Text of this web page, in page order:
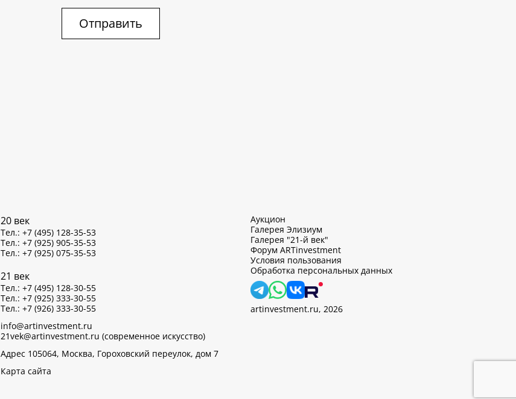
Отправить
20 век
Тел.: +7 (495) 128-35-53
Тел.: +7 (925) 905-35-53
Тел.: +7 (925) 075-35-53
21 век
Тел.: +7 (495) 128-30-55
Тел.: +7 (925) 333-30-55
Тел.: +7 (926) 333-30-55
info@artinvestment.ru
21vek@artinvestment.ru (современное искусство)
Адрес 105064, Москва, Гороховский переулок, дом 7
Карта сайта
Аукцион
Галерея Элизиум
Галерея "21-й век"
Форум ARTinvestment
Условия пользования
Обработка персональных данных
artinvestment.ru, 2026